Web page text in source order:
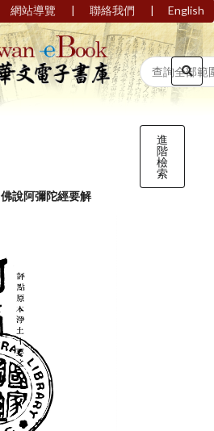
網站導覽 | 聯絡我們 | English
進
階
檢
索
佛說阿彌陀經要解